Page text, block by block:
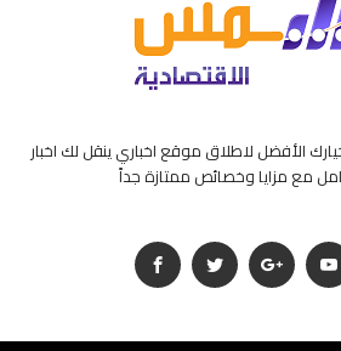
الأفضل لاطلاق موقع اخباري ينقل لك اخبار
مع مزايا وخصائص ممتازة جداً